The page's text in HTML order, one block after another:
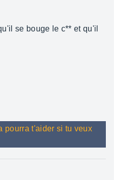
se bouge le c** et qu'il
pourra t'aider si tu veux